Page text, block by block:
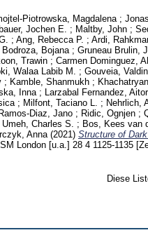
Piotrowska, Magdalena ;
Jochen E. ; Maltby, John ;
; Ang, Rebecca P. ; Ardi,
Bodroza, Bojana ; Gruneau Brulin,
Trawin ; Carmen Dominguez,
Walaa Labib M. ; Gouveia,
; Kamble, Shanmukh ;
Inna ; Larzabal Fernandez, Aitor
; Milfont, Taciano L. ; Nehrlich,
Ramos-Diaz, Jano ; Ridic, Ognjen ;
Umeh, Charles S. ; Bos, Kees van
Anna (2021) Structure of
London [u.a.] 28 4 1125-1135
Diese